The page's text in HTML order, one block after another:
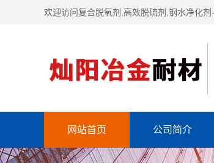
欢迎访问复合脱氧剂,高效脱硫剂,钢水净化
网站首页 公司简介